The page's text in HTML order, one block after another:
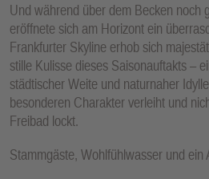
Und während über dem Becken noch
eröffnete sich am Horizont ein
Frankfurter Skyline erhob sich
stille Kulisse dieses Saisonauftakts –
städtischer Weite und naturnaher
besonderen Charakter verleiht und
Freibad lockt.
Stammgäste, Wohlfühlwasser und ein